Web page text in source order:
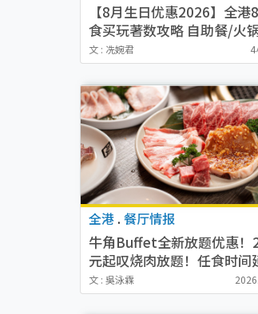
【8月生日优惠2026】全港
食买玩著数攻略 自助餐/火
题同行免费＋诚品/DONKI
金券
文 : 冼婉君
全港 . 餐厅情报
牛角Buffet全新放题优惠！
元起叹烧肉放题！任食时间
至180分钟！Lv4新增烧鸭
扇贝/炸扇贝
文 : 吳泳霖